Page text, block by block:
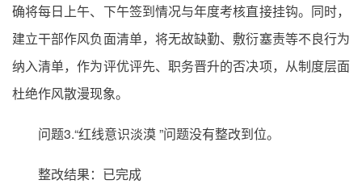
确将每日上午、下午签到情况与年度考核直接挂钩。同时，
建立干部作风负面清单，将无故缺勤、敷衍塞责等不良行为
纳入清单，作为评优评先、职务晋升的否决项，从制度层面
杜绝作风散漫现象。
问题3.“红线意识淡漠 ”问题没有整改到位。
整改结果：已完成